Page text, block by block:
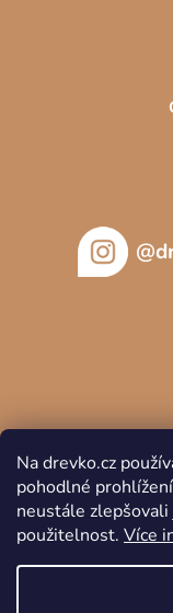
Na drevko.cz
pohodlné
neustále
použitelnost. Více